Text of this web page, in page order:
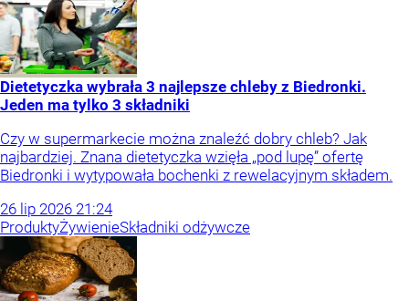
Dietetyczka wybrała 3 najlepsze chleby z Biedronki.
Jeden ma tylko 3 składniki
Czy w supermarkecie można znaleźć dobry chleb? Jak
najbardziej. Znana dietetyczka wzięła „pod lupę” ofertę
Biedronki i wytypowała bochenki z rewelacyjnym składem.
26 lip 2026 21:24
ProduktyŻywienieSkładniki odżywcze